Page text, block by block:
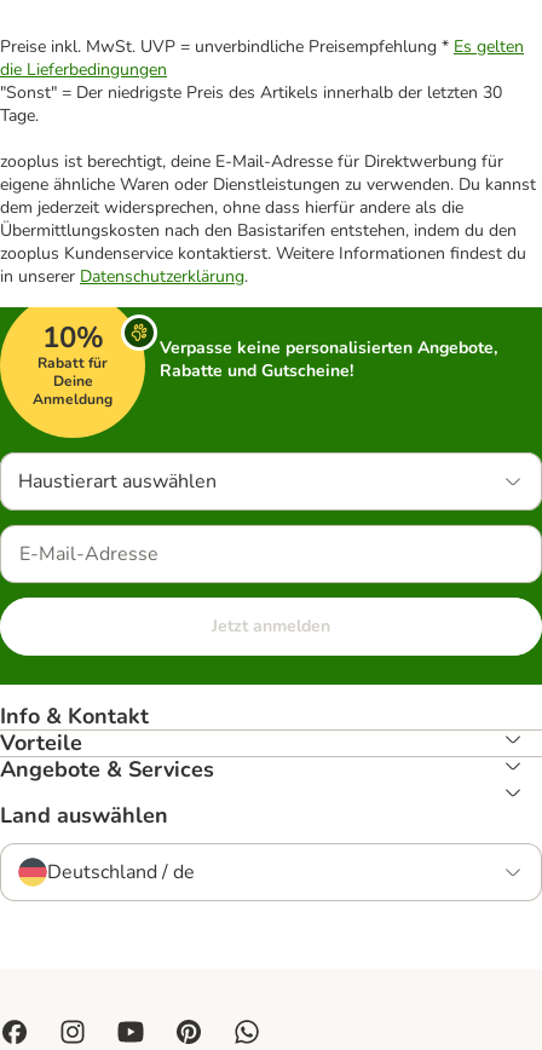
Preise inkl. MwSt. UVP = unverbindliche Preisempfehlung * Es gelten
die Lieferbedingungen
"Sonst" = Der niedrigste Preis des Artikels innerhalb der letzten 30
Tage.
zooplus ist berechtigt, deine E-Mail-Adresse für Direktwerbung für
eigene ähnliche Waren oder Dienstleistungen zu verwenden. Du kannst
dem jederzeit widersprechen, ohne dass hierfür andere als die
Übermittlungskosten nach den Basistarifen entstehen, indem du den
zooplus Kundenservice kontaktierst. Weitere Informationen findest du
in unserer Datenschutzerklärung.
10%
Rabatt für
Deine
Anmeldung
Verpasse keine personalisierten Angebote,
Rabatte und Gutscheine!
Haustierart auswählen
Jetzt anmelden
Info & Kontakt
Vorteile
Angebote & Services
Land auswählen
Deutschland / de